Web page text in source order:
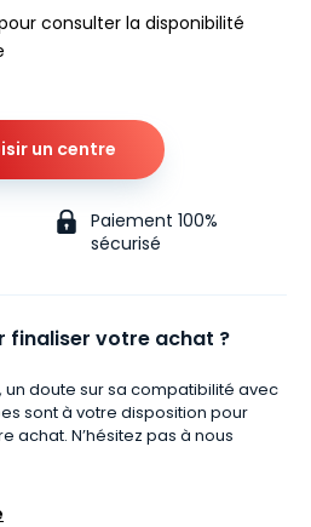
consulter la disponibilité
un centre
Paiement 100%
sécurisé
finaliser votre achat ?
un doute sur sa compatibilité avec
sont à votre disposition pour
achat. N’hésitez pas à nous